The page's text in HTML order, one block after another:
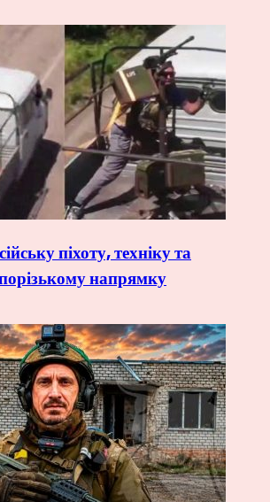
піхоту, техніку та
напрямку